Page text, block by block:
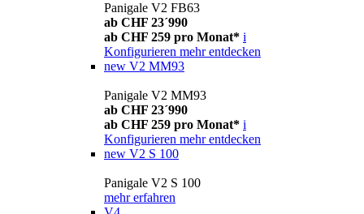
Panigale V2 FB63
ab CHF 23´990
ab CHF 259 pro Monat* i
Konfigurieren mehr entdecken
new V2 MM93
Panigale V2 MM93
ab CHF 23´990
ab CHF 259 pro Monat* i
Konfigurieren mehr entdecken
new V2 S 100
Panigale V2 S 100
mehr erfahren